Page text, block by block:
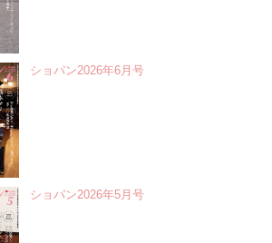
ショパン2026年6月号
ショパン2026年5月号